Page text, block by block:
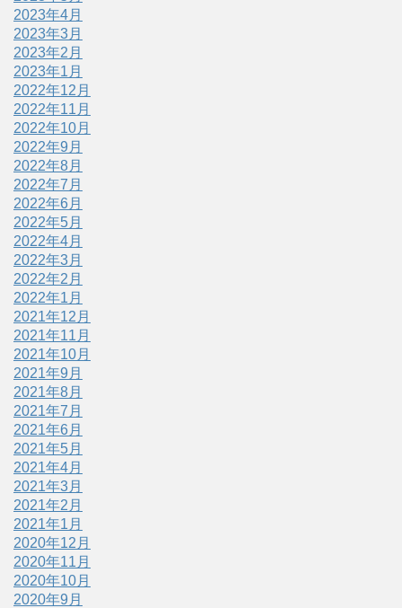
2023年4月
2023年3月
2023年2月
2023年1月
2022年12月
2022年11月
2022年10月
2022年9月
2022年8月
2022年7月
2022年6月
2022年5月
2022年4月
2022年3月
2022年2月
2022年1月
2021年12月
2021年11月
2021年10月
2021年9月
2021年8月
2021年7月
2021年6月
2021年5月
2021年4月
2021年3月
2021年2月
2021年1月
2020年12月
2020年11月
2020年10月
2020年9月